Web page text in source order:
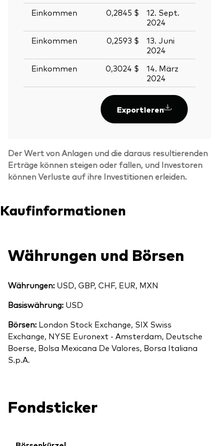
Einkommen
0,2845 $
12. Sept.
2024
Einkommen
0,2593 $
13. Juni
2024
Einkommen
0,3024 $
14. März
2024
Exportieren
Der Wert von Anlagen und die daraus resultierenden
Erträge können steigen oder fallen, und Investoren
können Verluste auf ihre Investitionen erleiden.
Kaufinformationen
Währungen und Börsen
Währungen: USD, GBP, CHF, EUR, MXN
Basiswährung: USD
Börsen: London Stock Exchange, SIX Swiss
Exchange, NYSE Euronext - Amsterdam, Deutsche
Boerse, Bolsa Mexicana De Valores, Borsa Italiana
S.p.A.
Fondsticker